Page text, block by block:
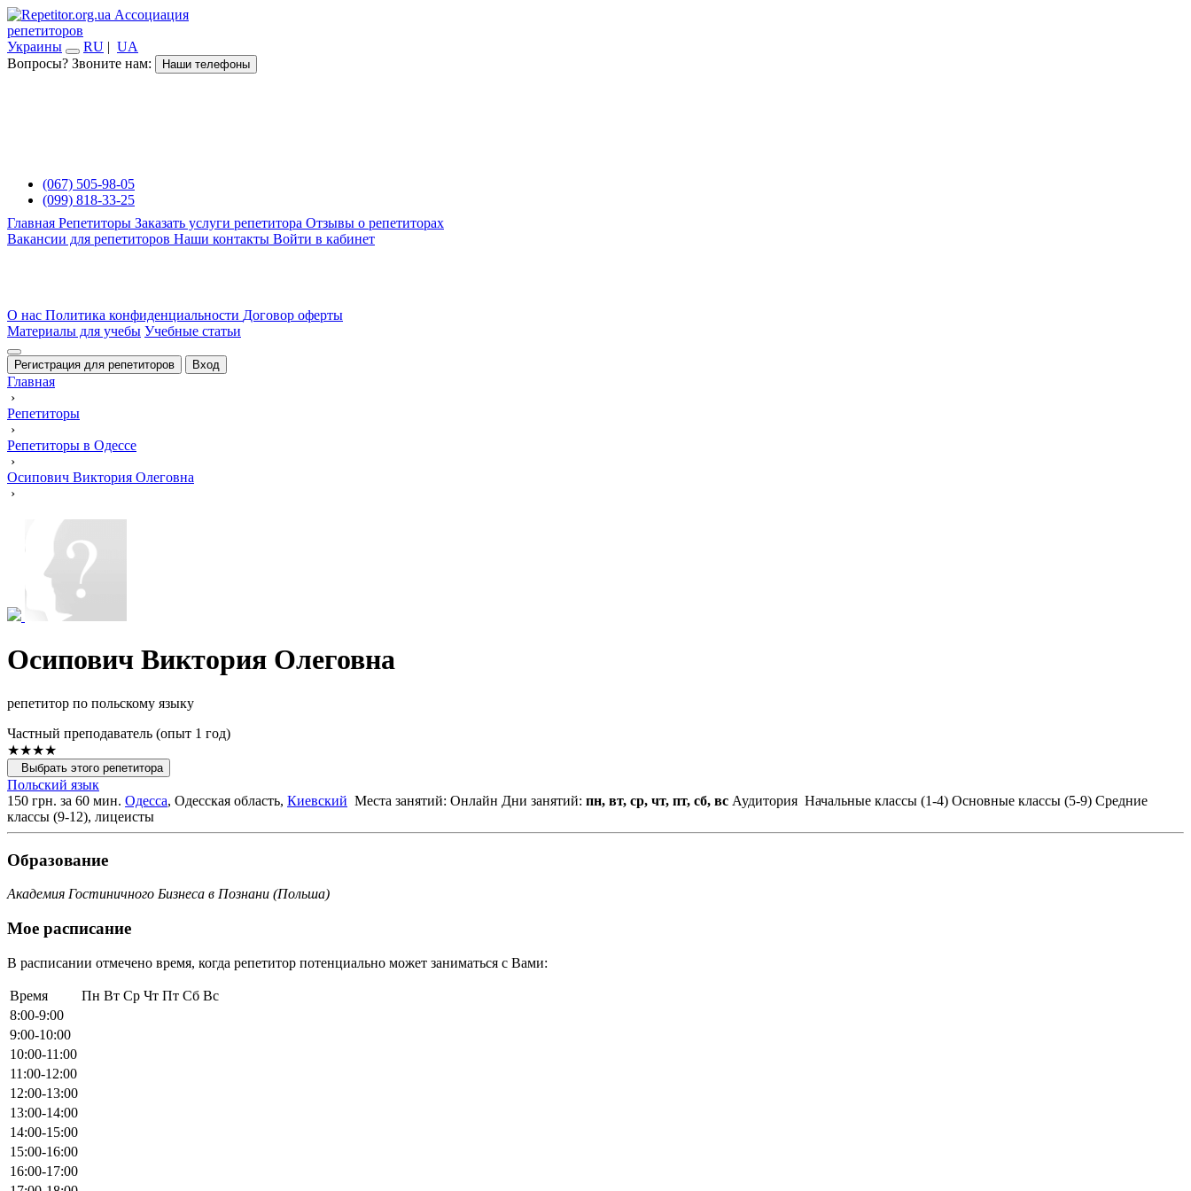
Ассоциация
репетиторов
Украины
RU | UA
Вопросы? Звоните нам:
Наши телефоны
(067) 505-98-05
(099) 818-33-25
Главная Репетиторы Заказать услуги репетитора Отзывы о репетиторах
Вакансии для репетиторов Наши контакты Войти в кабинет
О нас Политика конфиденциальности Договор оферты
Материалы для учебы Учебные статьи
Регистрация для репетиторов Вход
Главная
›
Репетиторы
›
Репетиторы в Одессе
›
Осипович Виктория Олеговна
›
Осипович Виктория Олеговна
репетитор по польскому языку
Частный преподаватель (опыт 1 год)
★★★★
Выбрать этого репетитора
Польский язык
150 грн. за 60 мин. Одесса, Одесская область, Киевский Места занятий: Онлайн Дни занятий: пн, вт, ср, чт, пт, сб, вс Аудитория Начальные классы (1-4) Основные классы (5-9) Средние
классы (9-12), лицеисты
Образование
Академия Гостиничного Бизнеса в Познани (Польша)
Мое расписание
В расписании отмечено время, когда репетитор потенциально может заниматься с Вами:
Время Пн Вт Ср Чт Пт Сб Вс
8:00-9:00
9:00-10:00
10:00-11:00
11:00-12:00
12:00-13:00
13:00-14:00
14:00-15:00
15:00-16:00
16:00-17:00